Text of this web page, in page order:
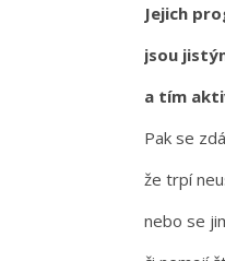
Jejich
jsou
a tím
Pak se
že trpí
nebo se